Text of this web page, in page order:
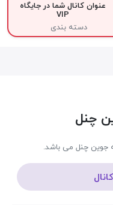
عنوان کانال شما در جایگاه
VIP
دسته بندی
چنل
جوین چنل می باشد.